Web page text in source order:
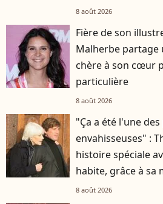
8 août 2026
Fière de son
Malherbe partage
chère à son cœur
particulière
8 août 2026
"Ça a été l'une
envahisseuses" :
histoire spéciale
habite, grâce à sa
Hardy
8 août 2026